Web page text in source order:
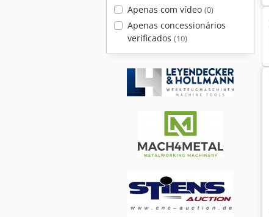
Apenas com vídeo (0)
Apenas concessionários
verificados (10)
Retificadora Pontes Térmicas